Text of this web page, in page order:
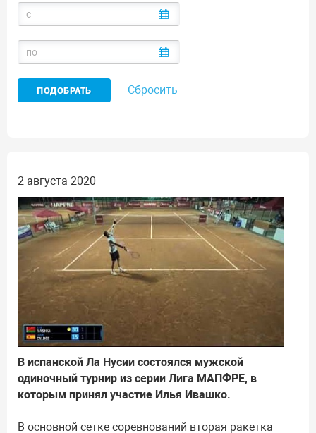
Сбросить
2 августа 2020
В испанской Ла Нусии состоялся мужской
одиночный турнир из серии Лига МАПФРЕ, в
которым принял участие Илья Ивашко.
В основной сетке соревнований вторая ракетка